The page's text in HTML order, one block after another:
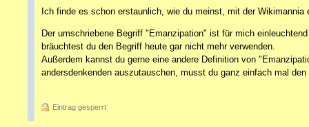
Ich finde es schon erstaunlich, wie du meinst, mit der
Der umschriebene Begriff "Emanzipation" ist für mich
bräuchtest du den Begriff heute gar nicht mehr verwenden.
Außerdem kannst du gerne eine andere Definition von
andersdenkenden auszutauschen, musst du ganz einfach mal den
Eintrag gesperrt